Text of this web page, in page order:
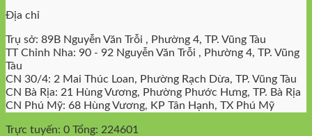
Địa chỉ
Trụ sở: 89B Nguyễn Văn Trỗi , Phường 4, TP. Vũng Tàu
TT Chỉnh Nha: 90 - 92 Nguyễn Văn Trỗi , Phường 4, TP. Vũng
Tàu
CN 30/4: 2 Mai Thúc Loan, Phường Rạch Dừa, TP. Vũng Tàu
CN Bà Rịa: 21 Hùng Vương, Phường Phước Hưng, TP. Bà Rịa
CN Phú Mỹ: 68 Hùng Vương, KP Tân Hạnh, TX Phú Mỹ
Trực tuyến: 0 Tổng: 224601